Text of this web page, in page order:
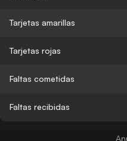
Tarjetas amarillas
Tarjetas rojas
Faltas cometidas
Faltas recibidas